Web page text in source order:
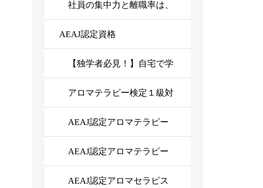
る仕組みをわかりやすく解
説
ではなく状態管理にある
社員の集中力と離職率は、
なぜ下がるのか？企業に必
要なストレスマネジメント
研修とは？
AEAJ認定資格
【独学者必見！】自宅で学
ぶAEAJアロマテラピーイ
ンストラクター、アロマセ
ラピスト資格取得の新コー
ス登場！
アロマテラピー検定１級対
応講座【オンデマンド or
対面】
AEAJ認定アロマテラピー
アドバイザー資格対応講座
AEAJ認定アロマテラピー
インストラクター資格対応
AEAJ認定アロマセラピス